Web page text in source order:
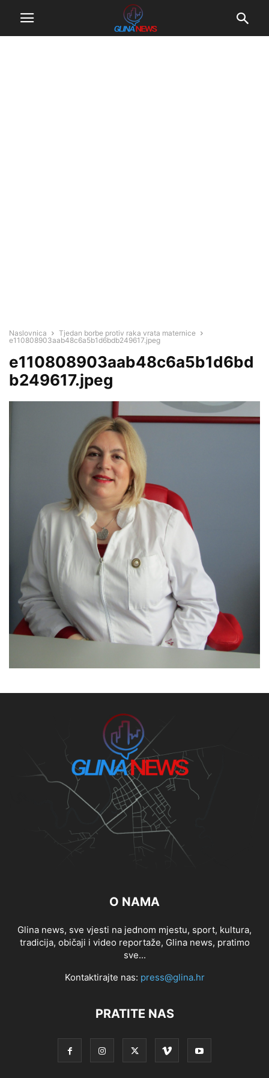
Naslovnica
Tjedan borbe protiv raka vrata maternice
e110808903aab48c6a5b1d6bdb249617.jpeg
e110808903aab48c6a5b1d6bd
b249617.jpeg
O NAMA
Glina news, sve vjesti na jednom mjestu, sport, kultura,
tradicija, običaji i video reportaže, Glina news, pratimo
sve...
Kontaktirajte nas: press@glina.hr
PRATITE NAS